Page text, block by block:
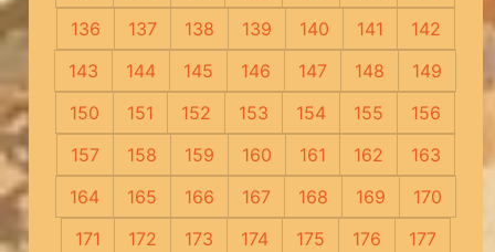
136
137 138 139 140 141
142
143
144 145 146 147 148
149
150
151 152 153 154 155
156
157
158 159 160 161 162
163
164
165 166 167 168 169
170
171
172 173 174 175 176
177